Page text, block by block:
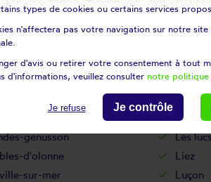
La
La
saint-père Le
de-velluire Le
Le
Les
genusson Les
d'olonne Liez
sur-mer Luçon
types de cookies ou certains services
n'affectera pas votre navigation sur notre
d'avis ou retirer votre consentement à tout
d'informations, veuillez consulter notre
Je refuse Je contrôle